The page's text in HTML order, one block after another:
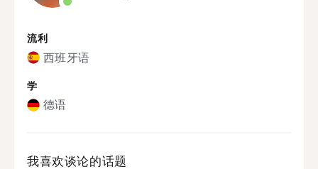
流利
西班牙语
学
德语
我喜欢谈论的话题